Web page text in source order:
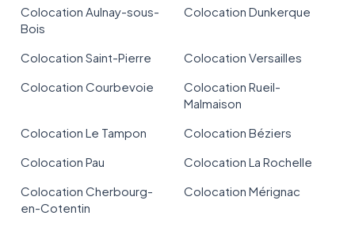
Colocation Aulnay-sous-
Bois
Colocation Dunkerque
Colocation Saint-Pierre
Colocation Versailles
Colocation Courbevoie
Colocation Rueil-
Malmaison
Colocation Le Tampon
Colocation Béziers
Colocation Pau
Colocation La Rochelle
Colocation Cherbourg-
en-Cotentin
Colocation Mérignac